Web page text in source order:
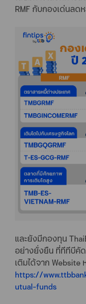
RMF กับกองเด่นล
และยังมีกองทุน
อย่างยั่งยืน ที่ทีทีบีคั
เติมได้จาก
https://
utual-funds